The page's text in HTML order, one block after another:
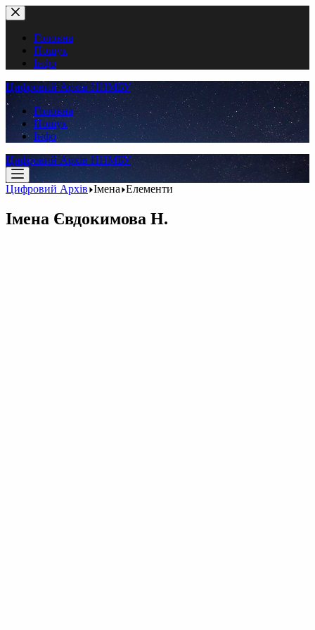
Перейти
до
вмістуГоловна
Пошук
Інфо
Цифровий Архів ННМБУ
Головна
Пошук
Інфо
Цифровий Архів ННМБУ
Цифровий Архів Імена Елементи
Імена Євдокимова Н.